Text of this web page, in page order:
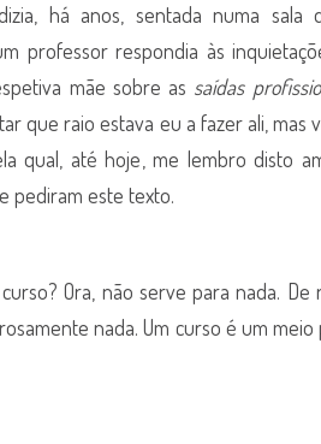
há anos, sentada numa sala
professor respondia às
mãe sobre as saídas
que raio estava eu a fazer ali, mas
qual, até hoje, me lembro disto
pediram este texto.
Ora, não serve para nada. De
nada. Um curso é um